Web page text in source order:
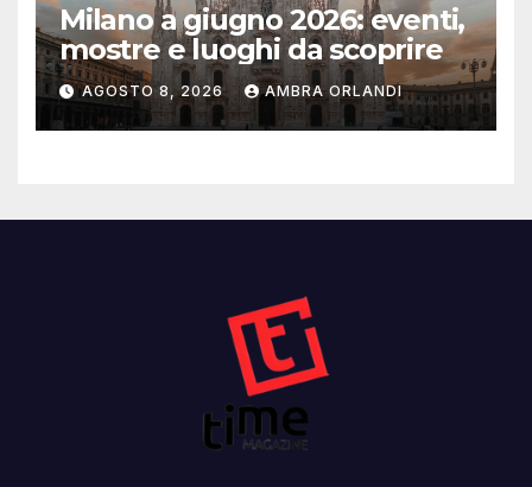
Milano a giugno 2026: eventi,
mostre e luoghi da scoprire
AGOSTO 8, 2026 AMBRA ORLANDI